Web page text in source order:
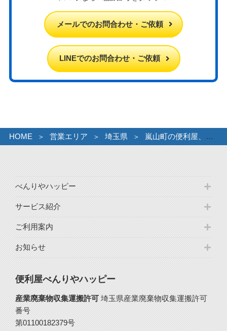
メールでのお問合わせ・ご依頼
LINEでのお問合わせ・ご依頼
HOME 営業エリア 埼玉県 嵐山町の便利屋、不用品回収・粗大ゴミ処分・引っ越処分が格安
べんりやハッピー
サービス紹介
ご利用案内
お知らせ
便利屋べんりやハッピー
産業廃棄物収集運搬許可埼玉県産業廃棄物収集運搬許可
番号
第01100182379号